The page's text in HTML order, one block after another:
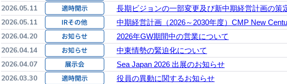
2026.05.11 長期ビジョンの一部変更及び新中期経営計画の策
2026.05.11 中期経営計画（2026～2030年度）CMP New
2026.04.20 2026年GW期間中の営業について
2026.04.14 中東情勢の緊迫化について
2026.04.07 Sea Japan 2026 出展のお知らせ
2026.03.30 役員の異動に関するお知らせ